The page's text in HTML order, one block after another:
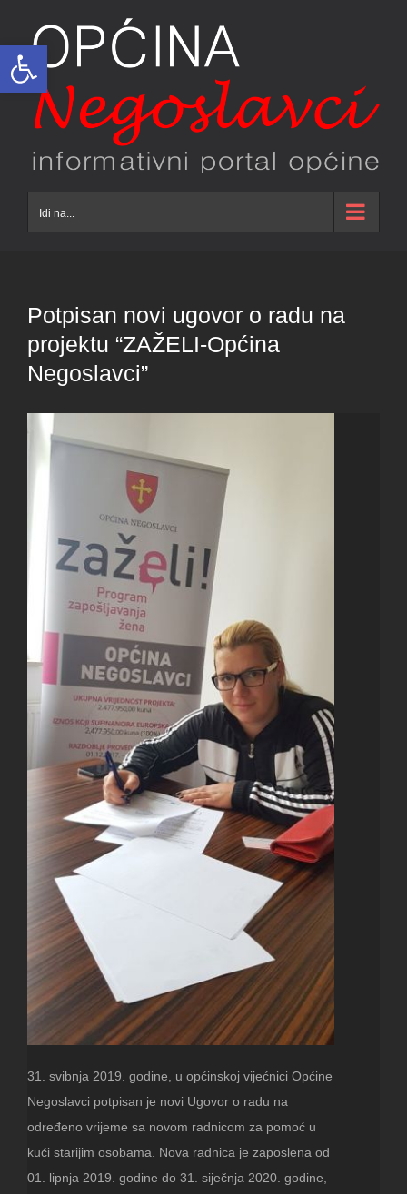
Open toolbar
content
Idi na...
Potpisan novi ugovor o radu na
projektu “ZAŽELI-Općina
Negoslavci”
31. svibnja 2019. godine, u općinskoj vijećnici Općine
Negoslavci potpisan je novi Ugovor o radu na
određeno vrijeme sa novom radnicom za pomoć u
kući starijim osobama. Nova radnica je zaposlena od
01. lipnja 2019. godine do 31. siječnja 2020. godine,